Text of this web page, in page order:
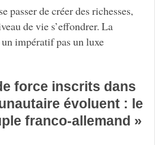
passer de créer des richesses,
de vie s’effondrer. La
impératif pas un luxe
force inscrits dans
évoluent : le
franco-allemand »